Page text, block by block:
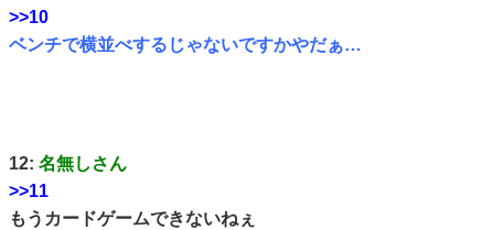
>>10
ベンチで横並べするじゃないですかやだぁ…
12: 名無しさん
>>11
もうカードゲームできないねぇ